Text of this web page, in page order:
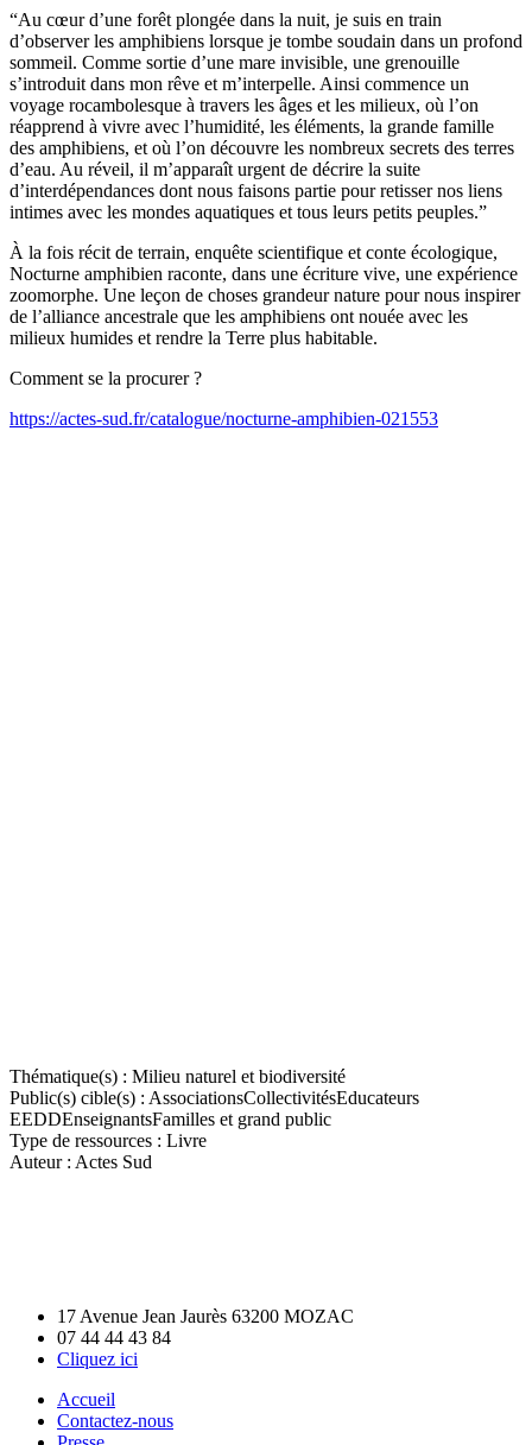
“Au cœur d’une forêt plongée dans la nuit, je suis en train
d’observer les amphibiens lorsque je tombe soudain dans un profond
sommeil. Comme sortie d’une mare invisible, une grenouille
s’introduit dans mon rêve et m’interpelle. Ainsi commence un
voyage rocambolesque à travers les âges et les milieux, où l’on
réapprend à vivre avec l’humidité, les éléments, la grande famille
des amphibiens, et où l’on découvre les nombreux secrets des terres
d’eau. Au réveil, il m’apparaît urgent de décrire la suite
d’interdépendances dont nous faisons partie pour retisser nos liens
intimes avec les mondes aquatiques et tous leurs petits peuples.”
À la fois récit de terrain, enquête scientifique et conte écologique,
Nocturne amphibien raconte, dans une écriture vive, une expérience
zoomorphe. Une leçon de choses grandeur nature pour nous inspirer
de l’alliance ancestrale que les amphibiens ont nouée avec les
milieux humides et rendre la Terre plus habitable.
Comment se la procurer ?
https://actes-sud.fr/catalogue/nocturne-amphibien-021553
Thématique(s) : Milieu naturel et biodiversité
Public(s) cible(s) : AssociationsCollectivitésEducateurs
EEDDEnseignantsFamilles et grand public
Type de ressources : Livre
Auteur : Actes Sud
17 Avenue Jean Jaurès 63200 MOZAC
07 44 44 43 84
Cliquez ici
Accueil
Contactez-nous